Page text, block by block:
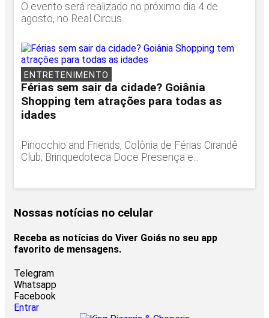
O evento será realizado no próximo dia 4 de
agosto, no Real Circus
ENTRETENIMENTO
Férias sem sair da cidade? Goiânia
Shopping tem atrações para todas as
idades
Pinocchio and Friends, Colônia de Férias Cirandê
Club, Brinquedoteca Doce Presença e...
Nossas notícias no celular
Receba as notícias do Viver Goiás no seu app
favorito de mensagens.
Telegram
Whatsapp
Facebook
Entrar